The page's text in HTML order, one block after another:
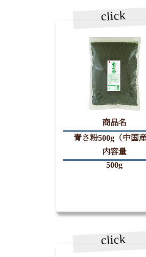
click
商品名
青さ粉500g（中国産
内容量
500g
click